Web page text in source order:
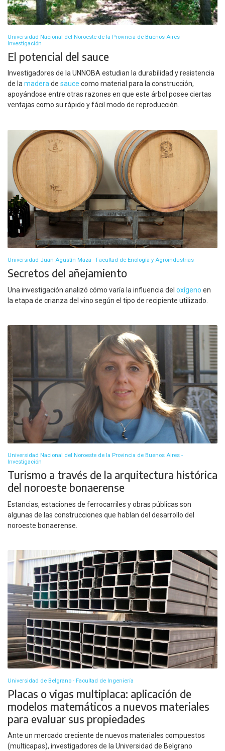
Universidad Nacional del Noroeste de la Provincia de Buenos Aires -
Investigación
El potencial del sauce
Investigadores de la UNNOBA estudian la durabilidad y resistencia
de lamaderade sauce como material para la construcción,
apoyándose entre otras razones en que este árbol posee ciertas
ventajas como su rápido y fácil modo de reproducción.
Universidad Juan Agustín Maza - Facultad de Enología y Agroindustrias
Secretos del añejamiento
Una investigación analizó cómo varía la influencia del oxígeno en
la etapa de crianza del vino según el tipo de recipiente utilizado.
Universidad Nacional del Noroeste de la Provincia de Buenos Aires -
Investigación
Turismo a través de la arquitectura histórica
del noroeste bonaerense
Estancias, estaciones de ferrocarriles y obras públicas son
algunas de las construcciones que hablan del desarrollo del
noroeste bonaerense.
Universidad de Belgrano - Facultad de Ingeniería
Placas o vigas multiplaca: aplicación de
modelos matemáticos a nuevos materiales
para evaluar sus propiedades
Ante un mercado creciente de nuevos materiales compuestos
(multicapas), investigadores de la Universidad de Belgrano